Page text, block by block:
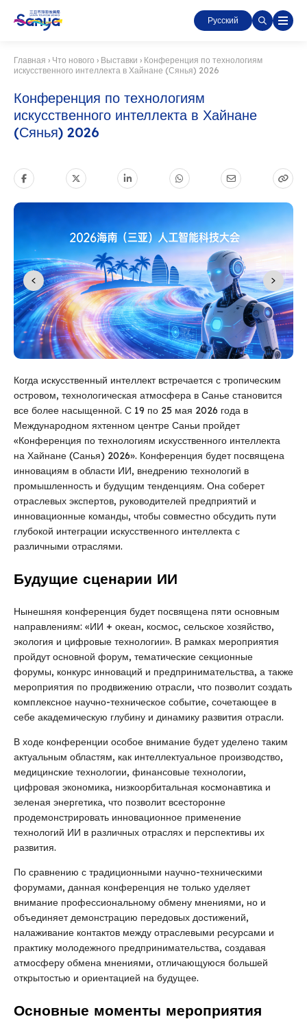
Русский
Главная › Что нового › Выставки › Конференция по технологиям
искусственного интеллекта в Хайнане (Сянья) 2026
Конференция по технологиям
искусственного интеллекта в Хайнане
(Сянья) 2026
Когда искусственный интеллект встречается с тропическим
островом, технологическая атмосфера в Санье становится
все более насыщенной. С 19 по 25 мая 2026 года в
Международном яхтенном центре Саньи пройдет
«Конференция по технологиям искусственного интеллекта
на Хайнане (Санья) 2026». Конференция будет посвящена
инновациям в области ИИ, внедрению технологий в
промышленность и будущим тенденциям. Она соберет
отраслевых экспертов, руководителей предприятий и
инновационные команды, чтобы совместно обсудить пути
глубокой интеграции искусственного интеллекта с
различными отраслями.
Будущие сценарии ИИ
Нынешняя конференция будет посвящена пяти основным
направлениям: «ИИ + океан, космос, сельское хозяйство,
экология и цифровые технологии». В рамках мероприятия
пройдут основной форум, тематические секционные
форумы, конкурс инноваций и предпринимательства, а также
мероприятия по продвижению отрасли, что позволит создать
комплексное научно-техническое событие, сочетающее в
себе академическую глубину и динамику развития отрасли.
В ходе конференции особое внимание будет уделено таким
актуальным областям, как интеллектуальное производство,
медицинские технологии, финансовые технологии,
цифровая экономика, низкоорбитальная космонавтика и
зеленая энергетика, что позволит всесторонне
продемонстрировать инновационное применение
технологий ИИ в различных отраслях и перспективы их
развития.
По сравнению с традиционными научно-техническими
форумами, данная конференция не только уделяет
внимание профессиональному обмену мнениями, но и
объединяет демонстрацию передовых достижений,
налаживание контактов между отраслевыми ресурсами и
практику молодежного предпринимательства, создавая
атмосферу обмена мнениями, отличающуюся большей
открытостью и ориентацией на будущее.
Основные моменты мероприятия